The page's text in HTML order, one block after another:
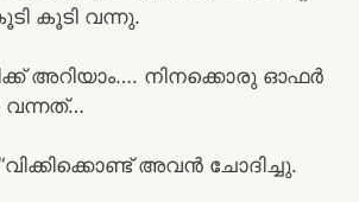
കൂടി വന്നു.
അറിയാം…. നിനക്കൊരു ഓഫർ
അവൻ ചോദിച്ചു.